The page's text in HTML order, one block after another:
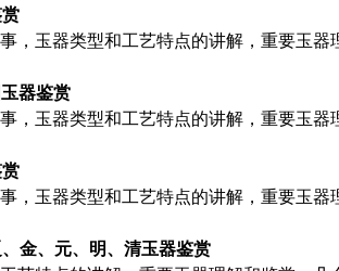
，玉器类型和工艺特点的讲解，重要玉器
器鉴赏
，玉器类型和工艺特点的讲解，重要玉器
，玉器类型和工艺特点的讲解，重要玉器
金、元、明、清玉器鉴赏